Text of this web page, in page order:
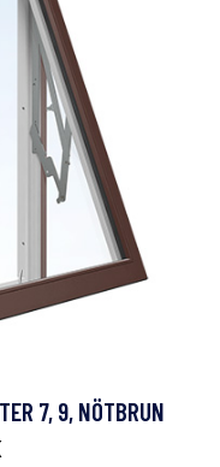
7, 9, NÖTBRUN